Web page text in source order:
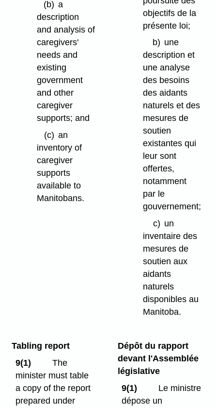
(b) a
description
and analysis of
caregivers'
needs and
existing
government
and other
caregiver
supports; and
(c) an
inventory of
caregiver
supports
available to
Manitobans.
objectifs de la
présente loi;
b) une
description et
une analyse
des besoins
des aidants
naturels et des
mesures de
soutien
existantes qui
leur sont
offertes,
notamment
par le
gouvernement;
c) un
inventaire des
mesures de
soutien aux
aidants
naturels
disponibles au
Manitoba.
Tabling report
9(1)
The
minister must table
a copy of the report
prepared under
Dépôt du rapport
devant l'Assemblée
législative
9(1)
Le ministre
dépose un